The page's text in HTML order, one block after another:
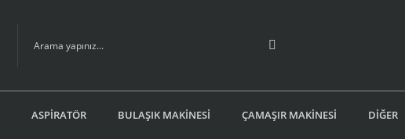
ASPİRATÖR BULAŞIK MAKİNESİ ÇAMAŞIR MAKİNESİ DİĞER